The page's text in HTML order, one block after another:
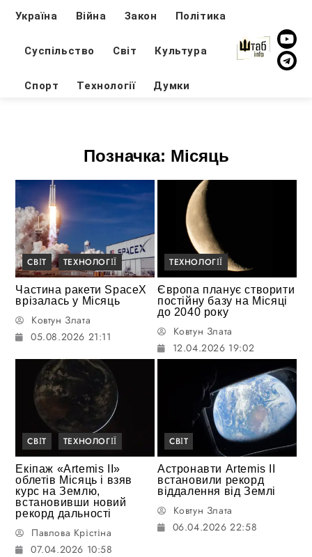
Україна Війна Закон Політика
Суспільство Світ Культура
Спорт Технології Думки
Позначка: Місяць
СВІТ ТЕХНОЛОГІЇ
Частина ракети SpaceX
врізалась у Місяць
Ковтун Злата
05.08.2026 21:11
ТЕХНОЛОГІЇ
Європа планує створити
постійну базу на Місяці
до 2040 року
Ковтун Злата
12.04.2026 19:02
СВІТ ТЕХНОЛОГІЇ
Екіпаж «Artemis II»
облетів Місяць і взяв
курс на Землю,
встановивши новий
рекорд дальності
Павлова Крістіна
07.04.2026 10:58
СВІТ
Астронавти Artemis II
встановили рекорд
віддалення від Землі
Ковтун Злата
06.04.2026 22:58